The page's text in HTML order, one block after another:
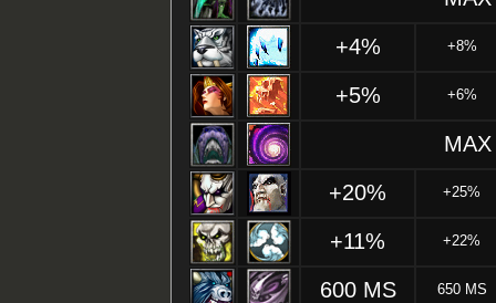
+4%
+8%
+5% +6%
+20%
+25%
+11% +22%
600 MS 650 MS